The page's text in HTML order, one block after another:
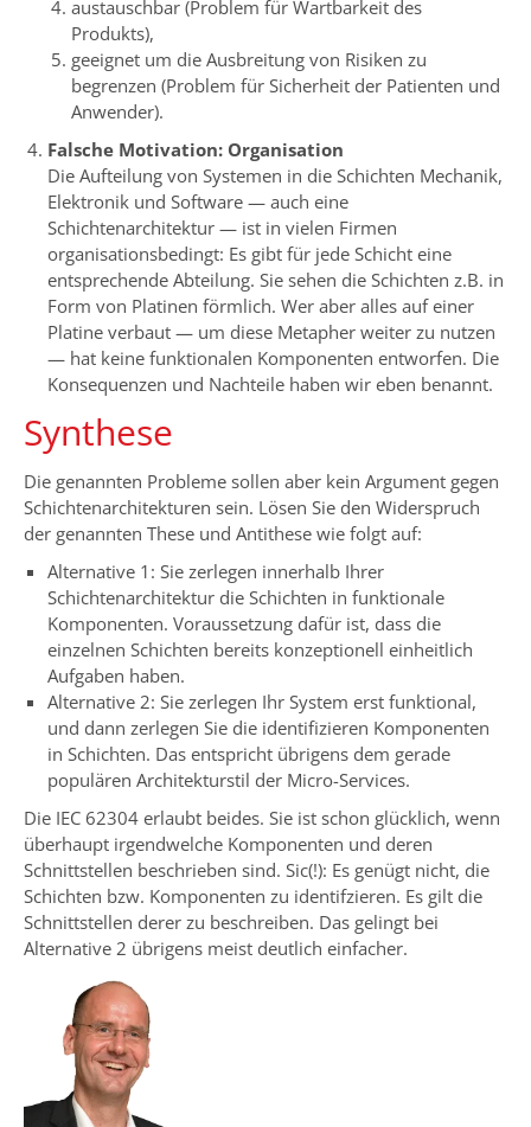
austauschbar (Problem für Wartbarkeit des
Produkts),
geeignet um die Ausbreitung von Risiken zu
begrenzen (Problem für Sicherheit der Patienten und
Anwender).
Falsche Motivation: Organisation
Die Aufteilung von Systemen in die Schichten Mechanik,
Elektronik und Software — auch eine
Schichtenarchitektur — ist in vielen Firmen
organisationsbedingt: Es gibt für jede Schicht eine
entsprechende Abteilung. Sie sehen die Schichten z.B. in
Form von Platinen förmlich. Wer aber alles auf einer
Platine verbaut — um diese Metapher weiter zu nutzen
— hat keine funktionalen Komponenten entworfen. Die
Konsequenzen und Nachteile haben wir eben benannt.
Synthese
Die genannten Probleme sollen aber kein Argument gegen
Schichtenarchitekturen sein. Lösen Sie den Widerspruch
der genannten These und Antithese wie folgt auf:
Alternative 1: Sie zerlegen innerhalb Ihrer
Schichtenarchitektur die Schichten in funktionale
Komponenten. Voraussetzung dafür ist, dass die
einzelnen Schichten bereits konzeptionell einheitlich
Aufgaben haben.
Alternative 2: Sie zerlegen Ihr System erst funktional,
und dann zerlegen Sie die identifizieren Komponenten
in Schichten. Das entspricht übrigens dem gerade
populären Architekturstil der Micro-Services.
Die IEC 62304 erlaubt beides. Sie ist schon glücklich, wenn
überhaupt irgendwelche Komponenten und deren
Schnittstellen beschrieben sind. Sic(!): Es genügt nicht, die
Schichten bzw. Komponenten zu identifzieren. Es gilt die
Schnittstellen derer zu beschreiben. Das gelingt bei
Alternative 2 übrigens meist deutlich einfacher.